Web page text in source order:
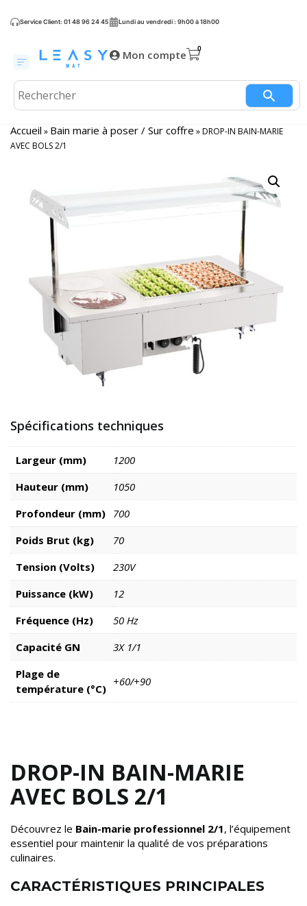
Service Client: 01 48 96 24 45 Lundi au vendredi : 9h00 à 18h00
Mon compte
Accueil » Bain marie à poser / Sur coffre »DROP-IN BAIN-MARIE
AVEC BOLS 2/1
Spécifications techniques
Largeur (mm)
1200
Hauteur (mm)
1050
Profondeur (mm) 700
Poids Brut (kg)
70
Tension (Volts)
230V
Puissance (kW)
12
Fréquence (Hz)
50 Hz
Capacité GN
3X 1/1
Plage de
température (°C)
+60/+90
DROP-IN BAIN-MARIE
AVEC BOLS 2/1
Découvrez le Bain-marie professionnel 2/1, l’équipement
essentiel pour maintenir la qualité de vos préparations
culinaires.
CARACTÉRISTIQUES PRINCIPALES